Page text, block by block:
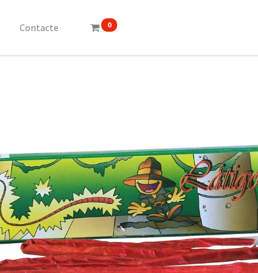
Contacte 0